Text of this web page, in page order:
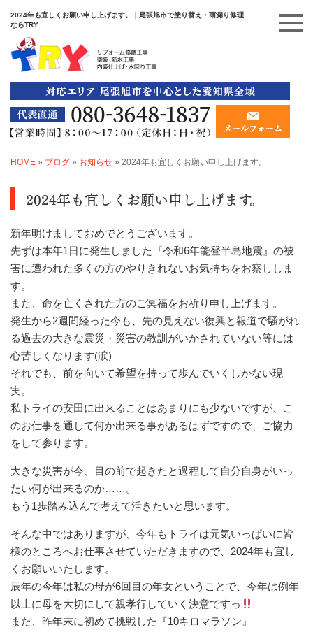
2024年も宜しくお願い申し上げます。｜尾張旭市で塗り替え・雨漏り修理
ならTRY
HOME » ブログ » お知らせ » 2024年も宜しくお願い申し上げます。
2024年も宜しくお願い申し上げます。
新年明けましておめでとうございます。
先ずは本年1日に発生しました『令和6年能登半島地震』の被
害に遭われた多くの方のやりきれないお気持ちをお察ししま
す。
また、命を亡くされた方のご冥福をお祈り申し上げます。
発生から2週間経った今も、先の見えない復興と報道で騒がれ
る過去の大きな震災・災害の教訓がいかされていない等には
心苦しくなります(涙)
それでも、前を向いて希望を持って歩んでいくしかない現
実。
私トライの安田に出来ることはあまりにも少ないですが、こ
のお仕事を通して何か出来る事があるはずですので、ご協力
をして参ります。
大きな災害が今、目の前で起きたと過程して自分自身がいっ
たい何が出来るのか……。
もう1歩踏み込んで考えて活きたいと思います。
そんな中ではありますが、今年もトライは元気いっぱいに皆
様のところへお仕事させていただきますので、2024年も宜し
くお願いいたします。
辰年の今年は私の母が6回目の年女ということで、今年は例年
以上に母を大切にして親孝行していく決意ですっ
また、昨年末に初めて挑戦した『10キロマラソン』